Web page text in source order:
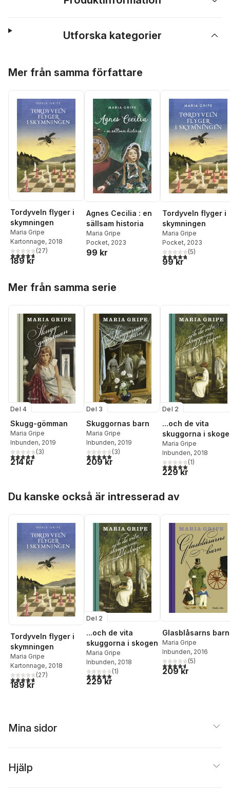
Utforska kategorier
Mer från samma författare
Tordyveln flyger i
skymningen
Maria Gripe
Kartonnage, 2018
4,7utav 5 stjärnor. Totalt antal röster:
(27)
189 kr
Agnes Cecilia : en
sällsam historia
Maria Gripe
Pocket, 2023
99 kr
Tordyveln flyger i
skymningen
Maria Gripe
Pocket, 2023
4,8utav 5 stjärnor.
(5)
99 kr
Mer från samma serie
Del 4
Skugg-gömman
Maria Gripe
Inbunden, 2019
4,7utav 5 stjärnor. Totalt antal röster:
(3)
214 kr
Del 3
Skuggornas barn
Maria Gripe
Inbunden, 2019
5,0utav 5 stjärnor. Totalt antal röster:
(3)
209 kr
Del 2
...och de vita
skuggorna i
Maria Gripe
Inbunden, 2018
5,0utav 5 stjärnor.
(1)
229 kr
Du kanske också är intresserad av
Tordyveln flyger i
skymningen
Maria Gripe
Kartonnage, 2018
4,7utav 5 stjärnor. Totalt antal röster:
(27)
189 kr
Del 2
...och de vita
skuggorna i skogen
Maria Gripe
Inbunden, 2018
5,0utav 5 stjärnor. Totalt antal röster:
(1)
229 kr
Glasblåsarns barn
Maria Gripe
Inbunden, 2016
4,6utav 5 stjärnor.
(5)
209 kr
Mina sidor
Hjälp